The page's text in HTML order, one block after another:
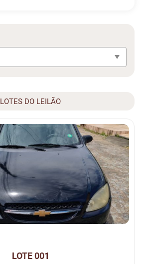
LOTES DO LEILÃO
LOTE 001